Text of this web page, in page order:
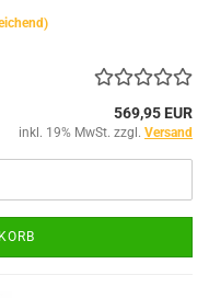
569,95 EUR
inkl. 19% MwSt. zzgl. Versand